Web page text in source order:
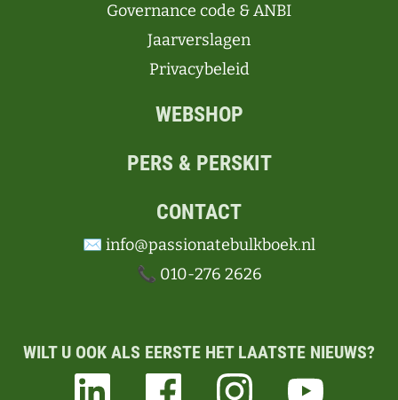
Governance code & ANBI
Jaarverslagen
Privacybeleid
WEBSHOP
PERS & PERSKIT
CONTACT
✉️ info@passionatebulkboek.nl
📞 010-276 2626
WILT U OOK ALS EERSTE HET LAATSTE NIEUWS?